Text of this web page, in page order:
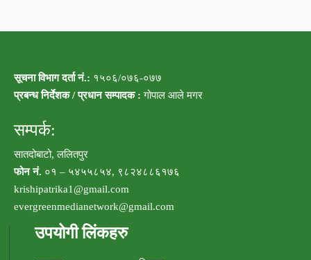
सूचना विभाग दर्ता नं.: १५०६/०७६-०७७
प्रबन्ध निर्देशक / प्रधान सम्पादक : गोपाल आले मगर
सम्पर्क:
सातदोबाटो, ललितपुर
फोन नं. ०१ – ५४५५८५४, ९८२४८८६१७६
krishipatrika1@gmail.com
evergreenmedianetwork@gmail.com
उपयोगी लिंकहरु